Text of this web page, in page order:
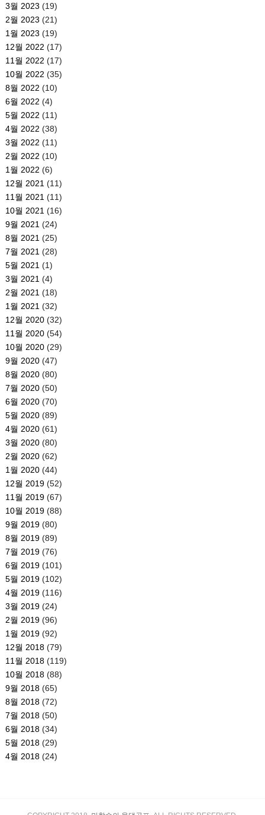
3월 2023 (19)
2월 2023 (21)
1월 2023 (19)
12월 2022 (17)
11월 2022 (17)
10월 2022 (35)
8월 2022 (10)
6월 2022 (4)
5월 2022 (11)
4월 2022 (38)
3월 2022 (11)
2월 2022 (10)
1월 2022 (6)
12월 2021 (11)
11월 2021 (11)
10월 2021 (16)
9월 2021 (24)
8월 2021 (25)
7월 2021 (28)
5월 2021 (1)
3월 2021 (4)
2월 2021 (18)
1월 2021 (32)
12월 2020(32)
11월 2020(54)
10월 2020(29)
9월 2020(47)
8월 2020(80)
7월 2020(50)
6월 2020(70)
5월 2020(89)
4월 2020(61)
3월 2020(80)
2월 2020(62)
1월 2020(44)
12월 2019(52)
11월 2019(67)
10월 2019(88)
9월 2019(80)
8월 2019(89)
7월 2019(76)
6월 2019(101)
5월 2019(102)
4월 2019(116)
3월 2019(24)
2월 2019(96)
1월 2019(92)
12월 2018(79)
11월 2018(119)
10월 2018(88)
9월 2018(65)
8월 2018(72)
7월 2018(50)
6월 2018(34)
5월 2018(29)
4월 2018(24)